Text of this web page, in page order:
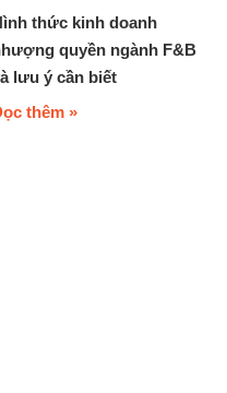
thức kinh doanh
quyền ngành F&B
lưu ý cần biết
thêm »